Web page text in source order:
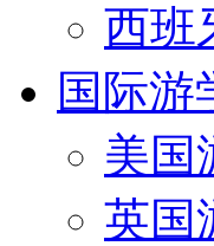
西班
国际游
美国
英国